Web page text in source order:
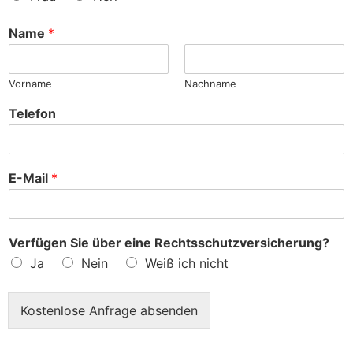
c
e
Name *
Vorname Nachname
Telefon
E-Mail *
Verfügen Sie über eine Rechtsschutzversicherung?
Ja
Nein Weiß ich nicht
Kostenlose Anfrage absenden